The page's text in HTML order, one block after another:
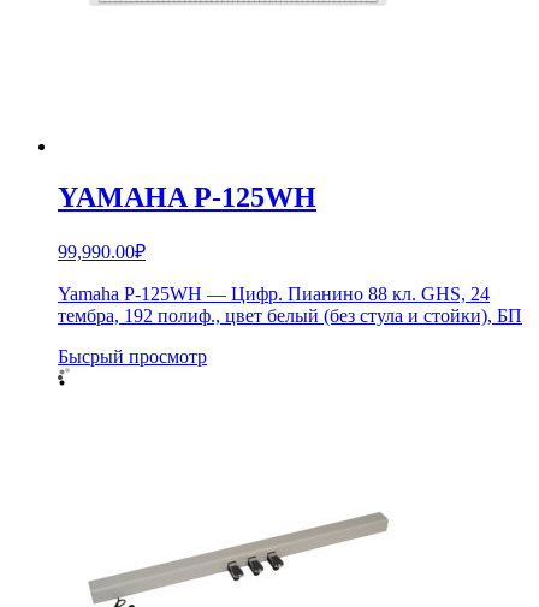
YAMAHA P-125WH
99,990.00₽
Yamaha P-125WH — Цифр. Пианино 88 кл. GHS, 24
тембра, 192 полиф., цвет белый (без стула и стойки), БП
Бысрый просмотр